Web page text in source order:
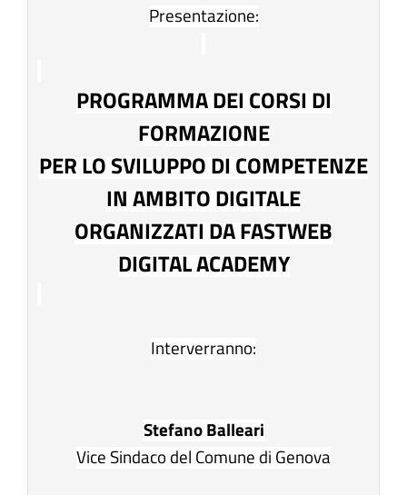
Presentazione:
PROGRAMMA DEI CORSI DI
FORMAZIONE
PER LO SVILUPPO DI COMPETENZE
IN AMBITO DIGITALE
ORGANIZZATI DA FASTWEB
DIGITAL ACADEMY
Interverranno:
Stefano Balleari
Vice Sindaco del Comune di Genova